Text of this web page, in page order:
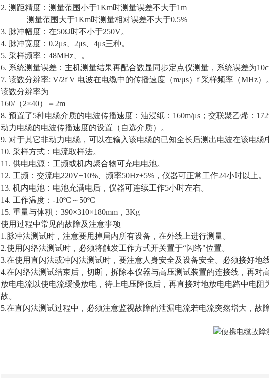
2. 测距精度：测量范围小于1Km时测量误差不大于1m
测量范围大于1Km时测量相对误差不大于0.5%
3. 脉冲幅度：在50Ω时不小于250V。
4. 脉冲宽度：0.2μs、2μs、4μs三种。
5. 采样频率：48MHz、。
6. 系统测量误差：主机测量结果再配合数显同步定点仪测量，系统误差为
7. 读数分辨率: V/2f V 电波在电缆中的传播速度（m/μs）f 采样频率（MHz
读数分辨率为
160/（2×40）＝2m
8. 预置了5种电缆介质的电波传播速度：油浸纸：160m/μs；交联聚乙烯：
动力电缆的电波传播速度的设置（自选介质）。
9. 对于其它非动力电缆，可以在输入该电缆的已知全长后测出电波在该电缆
10. 采样方式：电流取样法。
11. 供电电源：工频或机内聚合物可充电电池。
12. 工频：交流电220V±10%、频率50Hz±5%，仪器可正常工作24小时以上。
13. 机内电池：电池充满电后，仪器可连续工作5小时左右。
14. 工作温度：-10ºC～50ºC
15. 重量与体积：390×310×180mm，3Kg
使用过程中常见的故障及注意事项
1.脉冲法测试时，注意要甩掉局内所有设备，在外线上进行测量。
2.使用闪络法测试时，必须将触发工作方式开关置于“闪络"位置。
3.在使用直闪法或冲闪法测试时，要注意人身安全及设备安全。必须接好地线
4.在闪络法测试结束后，切断，拆除本仪器与高压测试装置的连接线，再
放电电流以使电流缓慢放电，待上电压降低后，再直接对地放电电路中电
故。
5.在直闪法测试过程中，必须注意监视故障的泄漏电流若电流突然增大，故